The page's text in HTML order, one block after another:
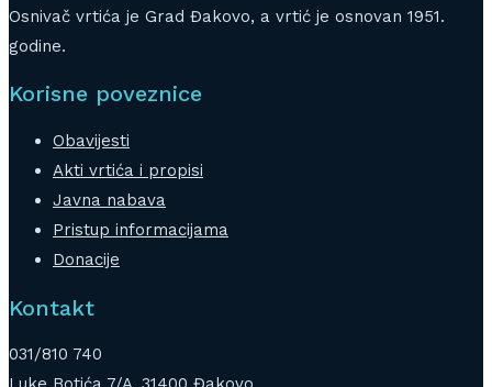
Osnivač vrtića je Grad Đakovo, a vrtić je osnovan 1951.
godine.
Korisne poveznice
Obavijesti
Akti vrtića i propisi
Javna nabava
Pristup informacijama
Donacije
Kontakt
031/810 740